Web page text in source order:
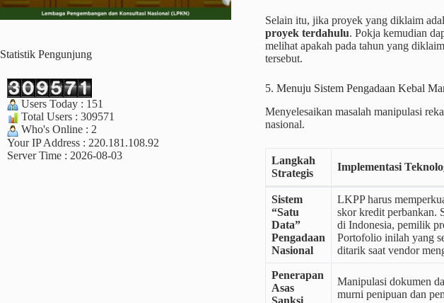
Selain itu, jika proyek yang diklaim
proyek terdahulu. Pokja kemudian
melihat apakah pada tahun yang
tersebut.
5. Menuju Sistem Pengadaan Kebal
Menyelesaikan masalah manipulasi
nasional.
Langkah
Strategis
Implementasi
Sistem
“Satu
Data”
Pengadaan
Nasional
LKPP harus
skor kredit perbankan.
di Indonesia, pemilik
Portofolio inilah yang
ditarik saat vendor
Penerapan
Asas
Sanksi
Manipulasi dokumen
murni penipuan dan
Statistik Pengunjung
Users Today : 151
Total Users : 309571
Who's Online : 2
Your IP Address : 220.181.108.92
Server Time : 2026-08-03